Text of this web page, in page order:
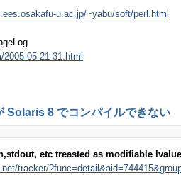
u.ac.jp/~yabu/soft/perl.html
05-21-31.html
Solaris 8 でコンパイルできない
etc treasted as modifiable
tracker/